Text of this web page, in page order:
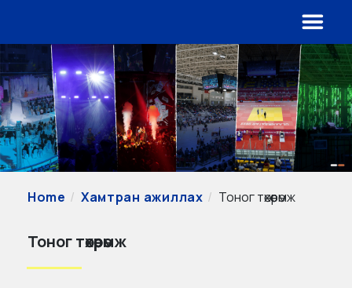
Home Хамтран ажиллах Тоног төхөөрөмж
Тоног төхөөрөмж